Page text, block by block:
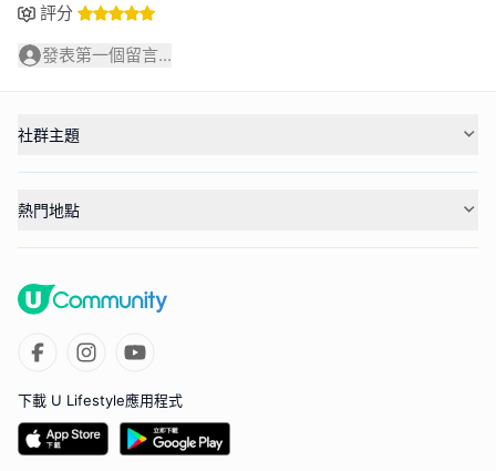
評分
發表第一個留言...
社群主題
熱門地點
下載 U Lifestyle應用程式